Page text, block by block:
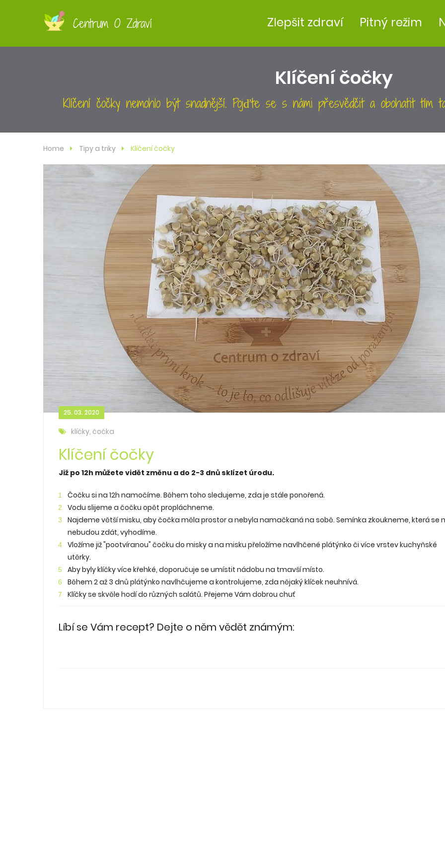
Centrum O Zdraví Zlepšit zdraví Pitný režim
Klíčení čočky
Klíčení čočky nemohlo být snadnější. Pojďte se s námi přesvědčit a obohatit tím
Home Tipy a triky Klíčení čočky
25. 03. 2020
klíčky, čočka
Klíčení čočky
Již po 12h můžete vidět změnu a do 2-3 dnů sklízet úrodu.
Čočku si na 12h namočíme. Během toho sledujeme, zda je stále ponořená.
Vodu slijeme a čočku opět propláchneme.
Najdeme větší misku, aby čočka měla prostor a nebyla namačkaná na sobě. Semínka zkoukneme, která se
nebudou zdát, vyhodíme.
Vložíme již "pootvíranou" čočku do misky a na misku přeložíme navlhčené plátýnko či více vrstev kuchyňské
utěrky.
Aby byly klíčky více křehké, doporučuje se umístit nádobu na tmavší místo.
Během 2 až 3 dnů plátýnko navlhčujeme a kontrolujeme, zda nějaký klíček neuhnívá.
Klíčky se skvěle hodí do různých salátů. Přejeme Vám dobrou chuť
Líbí se Vám recept? Dejte o něm vědět známým: